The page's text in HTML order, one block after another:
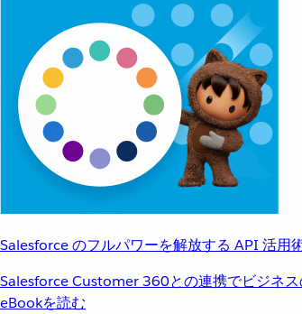
Salesforce のフルパワーを解放する API 活用
Salesforce Customer 360との連携でビジネ
eBookを読む